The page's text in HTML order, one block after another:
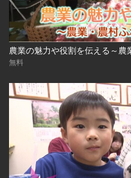
農業の魅力や役割を伝える～農
無料